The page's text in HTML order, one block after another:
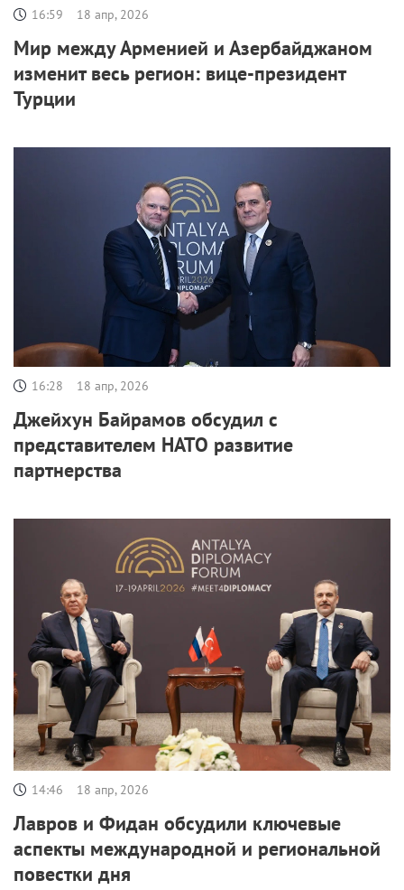
16:59 18 апр, 2026
Мир между Арменией и Азербайджаном
изменит весь регион: вице-президент
Турции
16:28 18 апр, 2026
Джейхун Байрамов обсудил с
представителем НАТО развитие
партнерства
14:46 18 апр, 2026
Лавров и Фидан обсудили ключевые
аспекты международной и региональной
повестки дня